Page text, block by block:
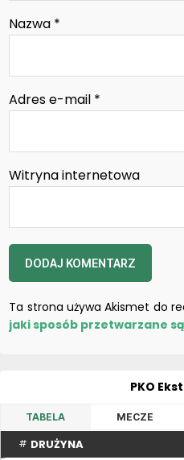
Nazwa *
Adres e-mail *
Witryna internetowa
Ta strona używa Akismet do
jaki sposób przetwarzane
PKO
TABELA MECZE
# DRUŻYNA